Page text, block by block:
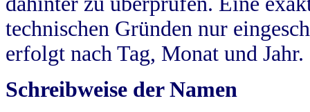
technischen Gründen nur
erfolgt nach Tag, Monat und Jahr.
Schreibweise der Namen